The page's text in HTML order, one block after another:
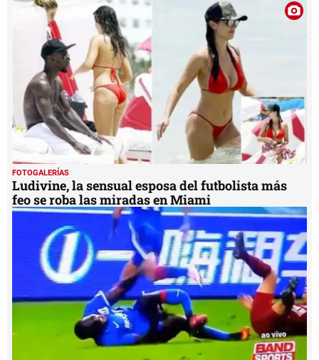
FOTOGALERÍAS
Ludivine, la sensual esposa del futbolista más
feo se roba las miradas en Miami